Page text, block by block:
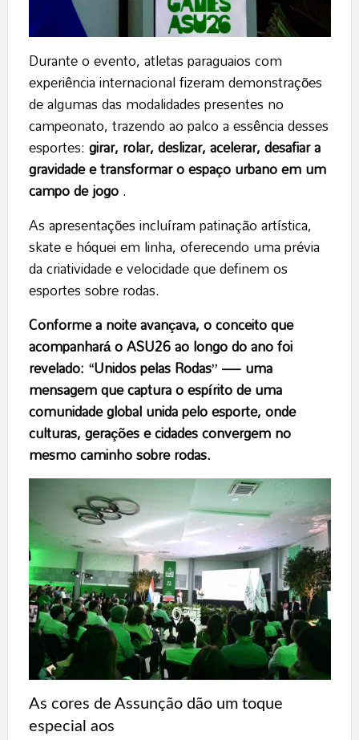
Durante o evento, atletas paraguaios com
experiência internacional fizeram demonstrações
de algumas das modalidades presentes no
campeonato, trazendo ao palco a essência desses
esportes:girar, rolar, deslizar, acelerar, desafiar a
gravidade e transformar o espaço urbano em um
campo de jogo.
As apresentações incluíram patinação artística,
skate e hóquei em linha, oferecendo uma prévia
da criatividade e velocidade que definem os
esportes sobre rodas.
Conforme a noite avançava, o conceito que
acompanhará o ASU26 ao longo do ano foi
revelado: “Unidos pelas Rodas” — uma
mensagem que captura o espírito de uma
comunidade global unida pelo esporte, onde
culturas, gerações e cidades convergem no
mesmo caminho sobre rodas.
As cores de Assunção dão um toque
especial aos